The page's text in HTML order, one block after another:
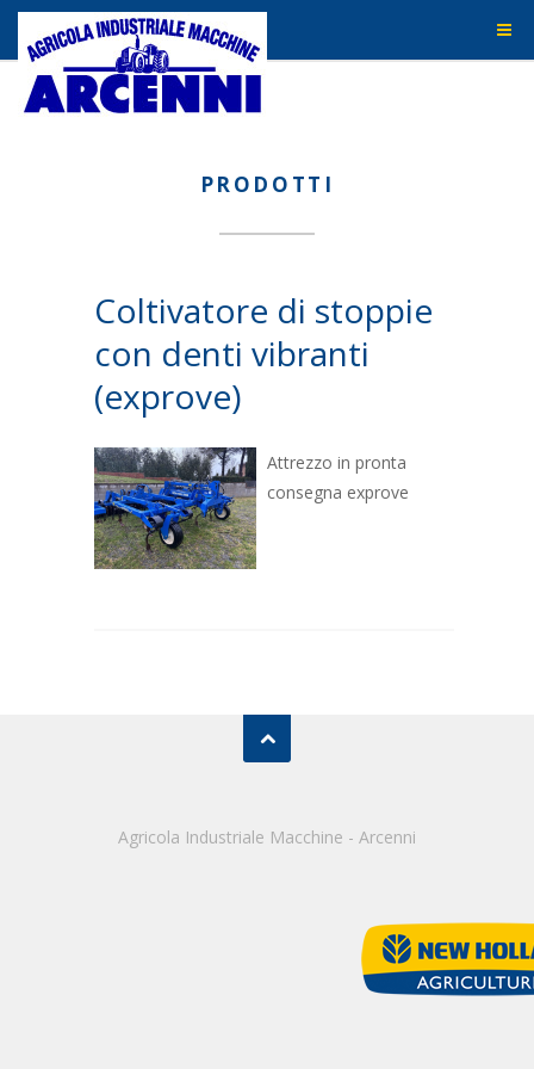
PRODOTTI
Coltivatore di stoppie
con denti vibranti
(exprove)
Attrezzo in pronta
consegna exprove
Agricola Industriale Macchine - Arcenni